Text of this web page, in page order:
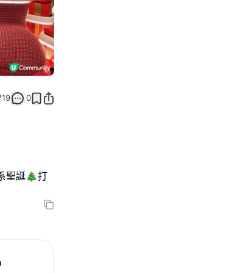
19 0
聖誕🎄打